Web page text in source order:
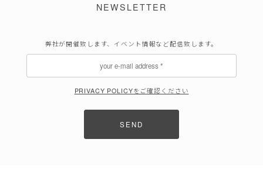
NEWSLETTER
弊社が開催致します、イベント情報など配信致します。
PRIVACY POLICYをご確認ください
SEND